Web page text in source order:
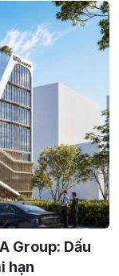
Group: Dấu
hạn